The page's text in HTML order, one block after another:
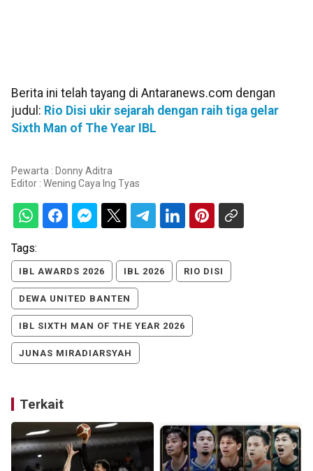
Berita ini telah tayang di Antaranews.com dengan
judul: Rio Disi ukir sejarah dengan raih tiga gelar
Sixth Man of The Year IBL
Pewarta : Donny Aditra
Editor : Wening Caya Ing Tyas
Tags:
IBL AWARDS 2026 IBL 2026 RIO DISI
DEWA UNITED BANTEN
IBL SIXTH MAN OF THE YEAR 2026
JUNAS MIRADIARSYAH
Terkait